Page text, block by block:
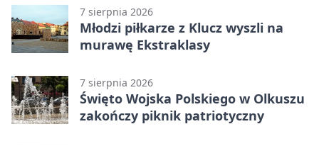
7 sierpnia 2026
Młodzi piłkarze z Klucz wyszli na
murawę Ekstraklasy
7 sierpnia 2026
Święto Wojska Polskiego w Olkuszu
zakończy piknik patriotyczny